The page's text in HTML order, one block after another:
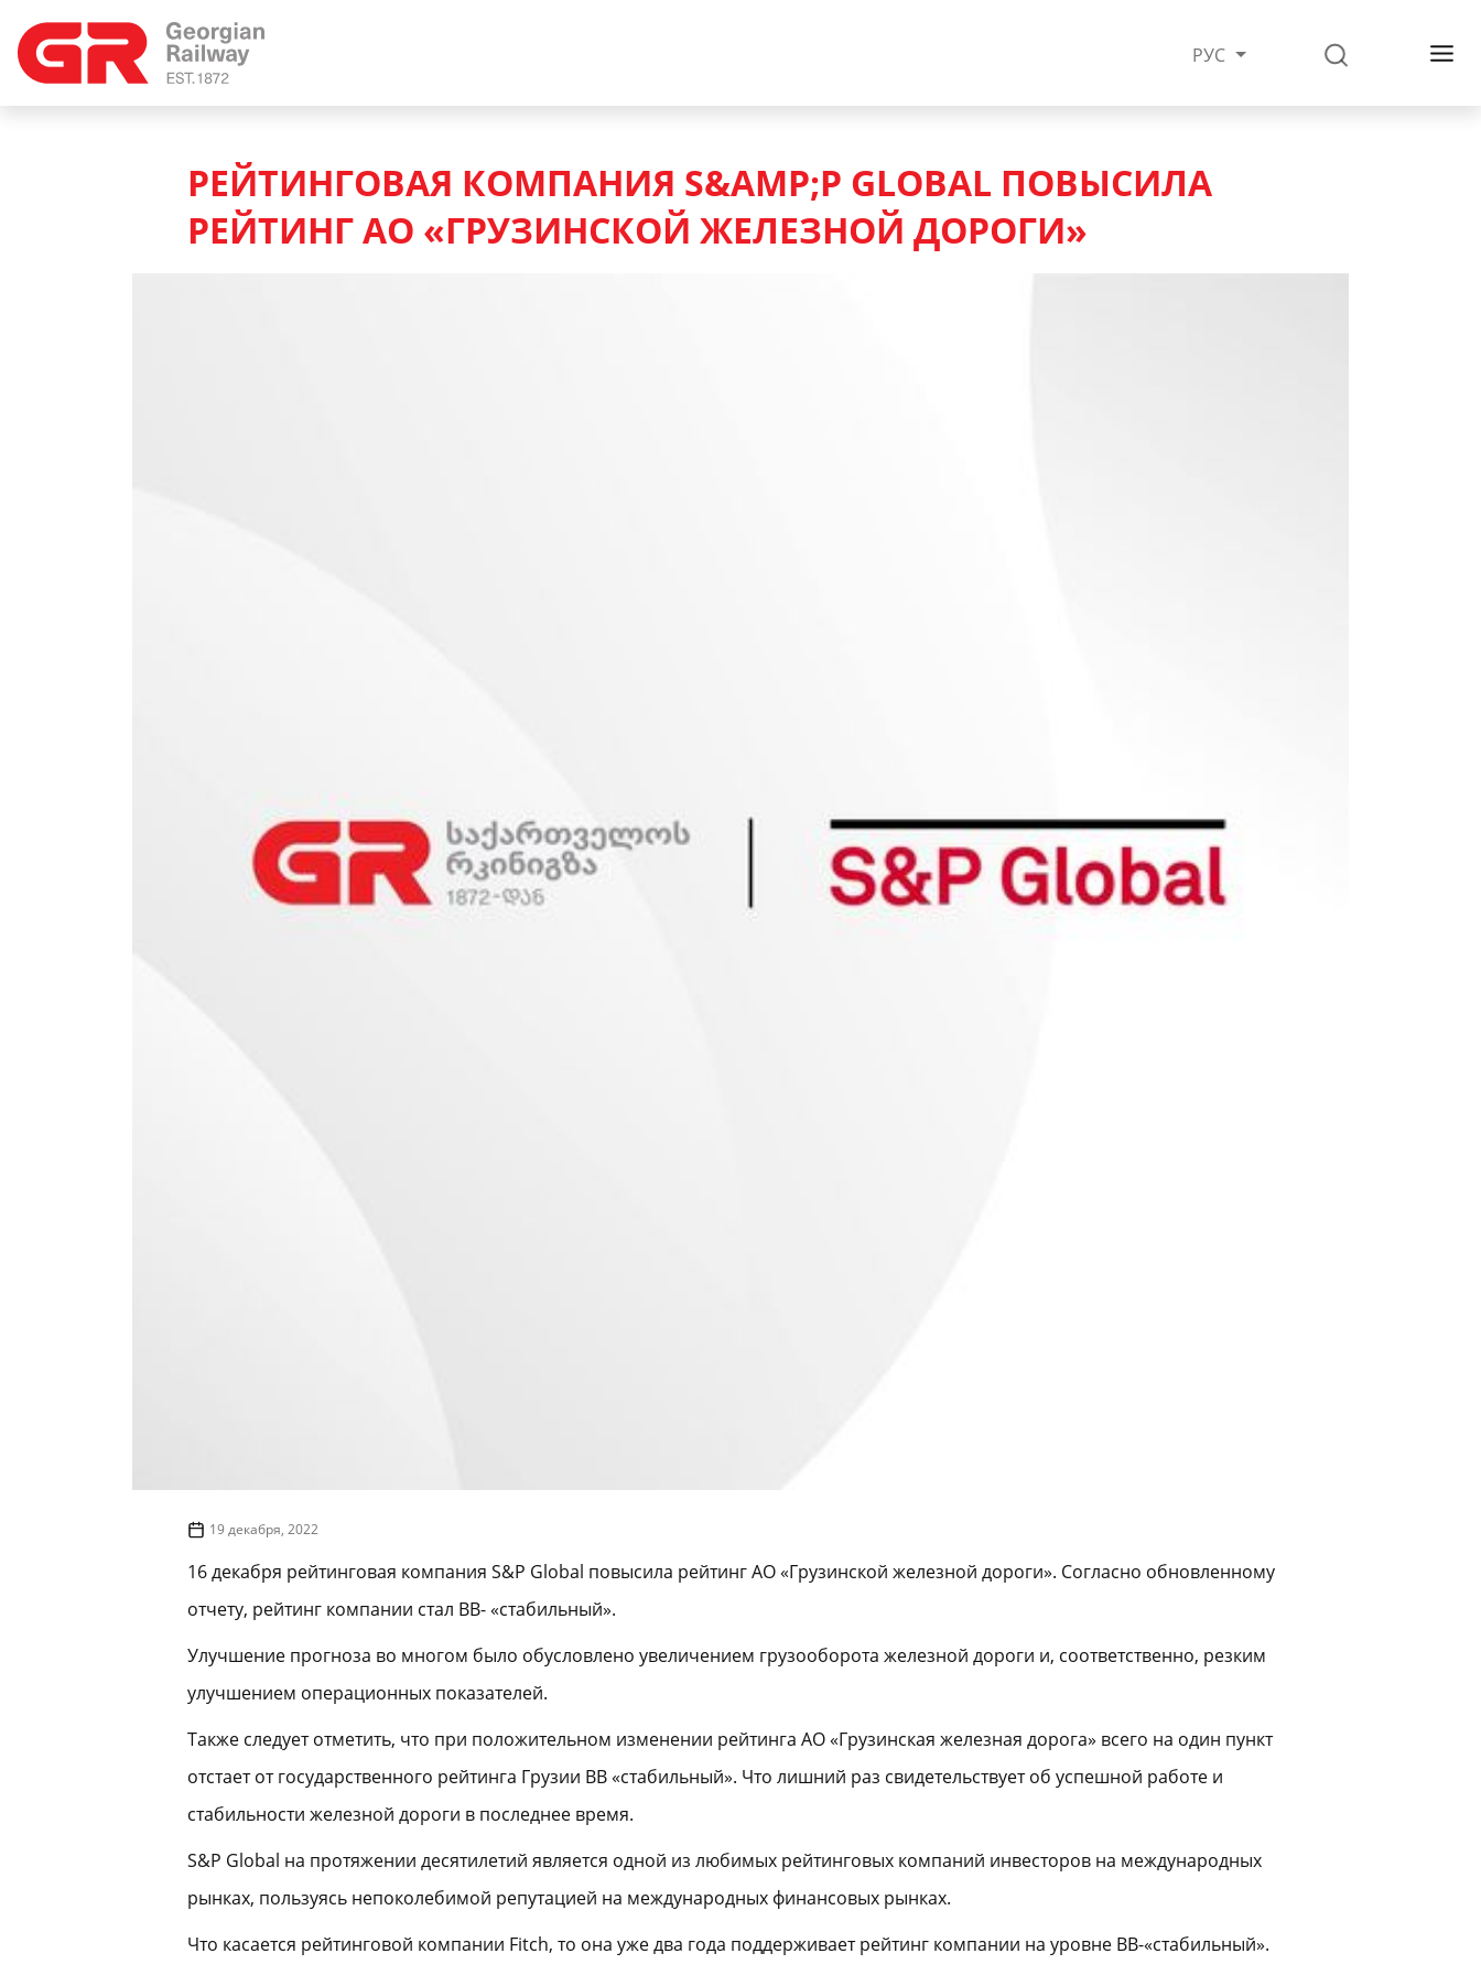
РУС
РЕЙТИНГОВАЯ КОМПАНИЯ S&AMP;P GLOBAL ПОВЫСИЛА
РЕЙТИНГ АО «ГРУЗИНСКОЙ ЖЕЛЕЗНОЙ ДОРОГИ»
19 декабря, 2022
16 декабря рейтинговая компания S&P Global повысила рейтинг АО «Грузинской железной дороги». Согласно обновленному
отчету, рейтинг компании стал BB- «стабильный».
Улучшение прогноза во многом было обусловлено увеличением грузооборота железной дороги и, соответственно, резким
улучшением операционных показателей.
Также следует отметить, что при положительном изменении рейтинга АО «Грузинская железная дорога» всего на один пункт
отстает от государственного рейтинга Грузии ВВ «стабильный». Что лишний раз свидетельствует об успешной работе и
стабильности железной дороги в последнее время.
S&P Global на протяжении десятилетий является одной из любимых рейтинговых компаний инвесторов на международных
рынках, пользуясь непоколебимой репутацией на международных финансовых рынках.
Что касается рейтинговой компании Fitch, то она уже два года поддерживает рейтинг компании на уровне BB-«стабильный».